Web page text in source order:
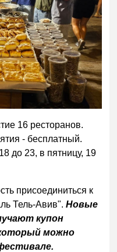
16 ресторанов.
- бесплатный.
до 23, в пятницу, 19
присоединиться к
Тель-Авив".Новые
купон
можно